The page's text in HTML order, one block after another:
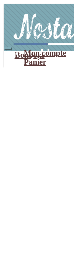
navigation
contenu
Mon compte
Panier
Bonbons